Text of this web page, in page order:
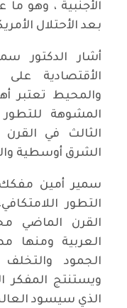
الأجنبية ، وهو
بعد الأحتلال الأمريكي
أشار الدكتور
الأقتصادية
والمحيط تعتبر
المشوهة للتطور
الثالث في
الشرق أوسطية
سمير أمين
التطور
القرن الماضي
العربية ومنها
الجمود والتخلف
ويستنتج المفكر
الذي سيسود